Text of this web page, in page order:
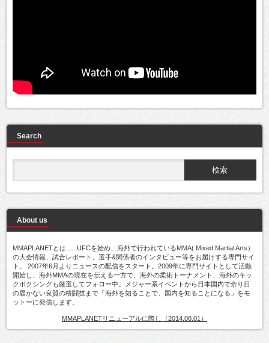
Search
About us
MMAPLANETとは..... UFCを始め、海外で行われているMMA( Mixed Martial Arts）
の大会情報、試合レポート、選手&関係者のインタビュー等をお届けする専門サイ
ト。 2007年6月よりニュースの配信をスタート。2009年に専門サイトとして活動
開始し、海外MMAの現在を伝える一方で、海外の柔術トーナメント、海外のキッ
クボクシングも厳選してフォロー中。メジャー系イベントから日本国内で余り目
の届かない良質の格闘技まで「海外を知ることで、国内を知ることになる」をモ
ットーに発信します。
MMAPLANETリニューアルに際し（2014.08.01）